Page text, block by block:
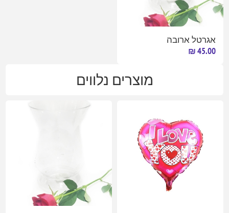
אגרטל ארובה
45.00 ₪
מוצרים נלווים